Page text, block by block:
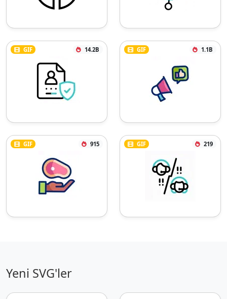
-38.3003 155.84 85.046)"
gradientUnits="userSpaceOnUse"><stop
<stop offset=".48" stop-color="#7a9299">
</stop><stop offset=".67" stop-
color="#172e35"></stop><stop offset=".75">
</stop><stop offset=".82" stop-
color="#172e35"></stop><stop offset="1"
stop-color="#172e35"></stop>
GIF 14.2B GIF 1.1B
GIF 915 GIF 219
Yeni SVG'ler